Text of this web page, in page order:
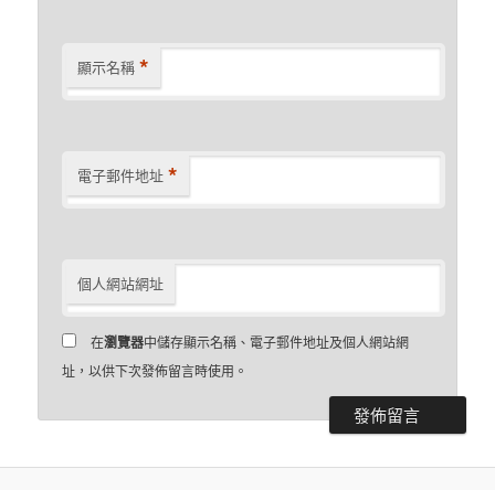
顯示名稱 *
電子郵件地址 *
個人網站網址
在瀏覽器中儲存顯示名稱、電子郵件地址及個人網站網
址，以供下次發佈留言時使用。